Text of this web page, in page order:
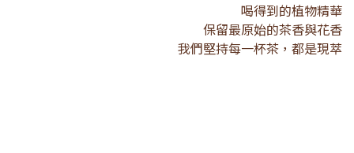
喝得到的植物精華
保留最原始的茶香與花香
我們堅持每一杯茶，都是現萃